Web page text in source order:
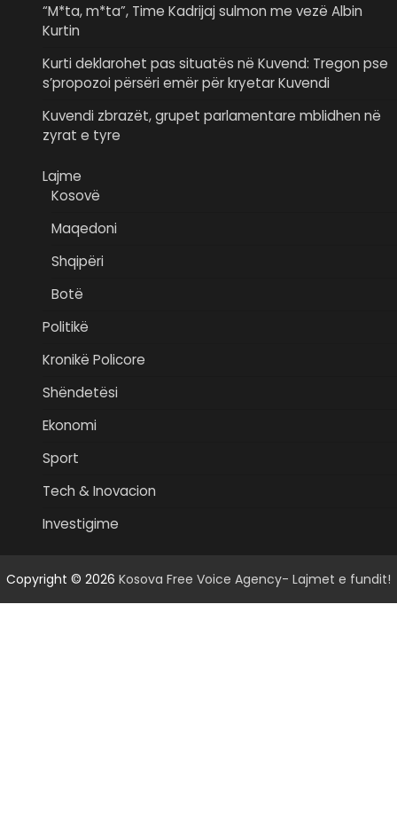
“M*ta, m*ta”, Time Kadrijaj sulmon me vezë Albin
Kurtin
Kurti deklarohet pas situatës në Kuvend: Tregon pse
s’propozoi përsëri emër për kryetar Kuvendi
Kuvendi zbrazët, grupet parlamentare mblidhen në
zyrat e tyre
Lajme
Kosovë
Maqedoni
Shqipëri
Botë
Politikë
Kronikë Policore
Shëndetësi
Ekonomi
Sport
Tech & Inovacion
Investigime